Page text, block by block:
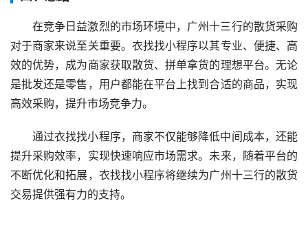
在竞争日益激烈的市场环境中，广州十三行的散货采购
对于商家来说至关重要。衣找找小程序以其专业、便捷、高
效的优势，成为商家获取散货、拼单拿货的理想平台。无论
是批发还是零售，用户都能在平台上找到合适的商品，实现
高效采购，提升市场竞争力。
通过衣找找小程序，商家不仅能够降低中间成本，还能
提升采购效率，实现快速响应市场需求。未来，随着平台的
不断优化和拓展，衣找找小程序将继续为广州十三行的散货
交易提供强有力的支持。